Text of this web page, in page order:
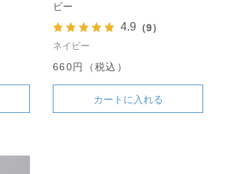
ビー
4.9 （9）
ネイビー
660円（税込）
カートに入れる